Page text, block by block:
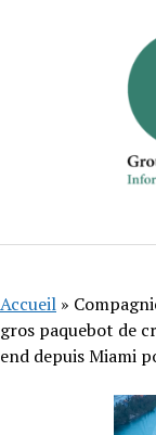
Accueil »
gros paquebot de
end depuis Miami